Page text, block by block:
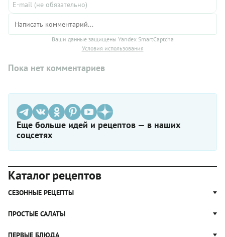
Ваши данные защищены Yandex SmartCaptcha
Условия использования
Пока нет комментариев
Еще больше идей и рецептов — в наших
соцсетях
Каталог рецептов
СЕЗОННЫЕ РЕЦЕПТЫ
Рецепты из капусты
ПРОСТЫЕ САЛАТЫ
Простые салаты
ПЕРВЫЕ БЛЮДА